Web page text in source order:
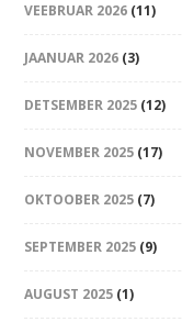
VEEBRUAR 2026 (11)
JAANUAR 2026 (3)
DETSEMBER 2025 (12)
NOVEMBER 2025 (17)
OKTOOBER 2025 (7)
SEPTEMBER 2025 (9)
AUGUST 2025 (1)